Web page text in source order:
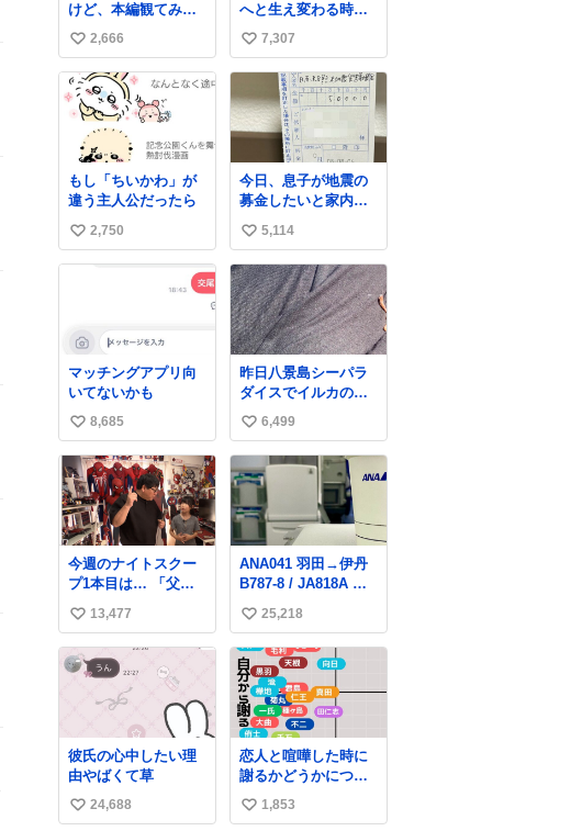
けど、本編観てみた
いって思ったwww韓
ドラよね？
い
い
ね
数
2,666
へと生え変わる時期
だけ、着ぐるみを着
てるように見える良
さがあります
い
い
ね
数
7,307
もし「ちいかわ」が
違う主人公だったら
い
い
2,750
今日、息子が地震の
募金したいと家内と
郵便局に行ったみた
いです。おもちゃと
か買う選択肢もあっ
たと思うけど、自分
で貯めてた2万円を役
に立てて欲しい、み
んなも元気になって
欲しいと。家内も一
緒に募金したので、
自分も何かできたら
なぁと思いました。
い
い
ね
数
5,114
マッチングアプリ向
いてないかも
い
い
ね
数
8,685
昨日八景島シーパラ
ダイスでイルカのス
プラッシュを浴びた
らゲソのおまけがつ
いてきました。誰の
食べカスかわからな
いけど、とても愛お
しいです。こんなお
まけまで付けてもら
って感謝しかありま
せん。 #ふれあいラ
グーン #横浜八景島
シーパラダイス
い
い
ね
数
6,499
今週のナイトスクー
プ1本目は… 「父の
部屋を奪いたい姉
妹」
い
い
ね
13,477
ANA041 羽田→伊丹
B787-8 / JA818A 使
用機到着遅れにつき
「安全に支障ない範
囲で1分1秒でも遅延
回復に努めておりま
す」と機長の気合い
十分！ が、フライト
は順調に進みすぎ…
「飛ばしすぎたせい
か現在奈良県上空で
の待機を命じられて
おります」 でコンソ
メスープ吹き出しそ
い
い
ね
数
25,218
彼氏の心中したい理
由やばくて草
い
24,688
恋人と喧嘩した時に
謝るかどうかについ
て考えてみました💭
▶︎自分から謝る or 悪
い
1,853